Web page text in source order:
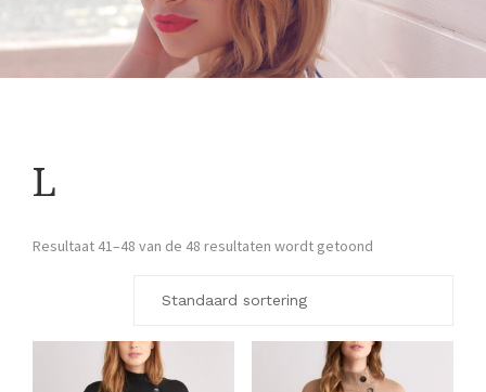
L
Resultaat 41–48 van de 48 resultaten wordt getoond